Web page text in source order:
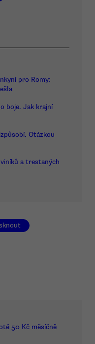
pro Romy:
boje. Jak krajní
Otázkou
a trestaných
50 Kč měsíčně